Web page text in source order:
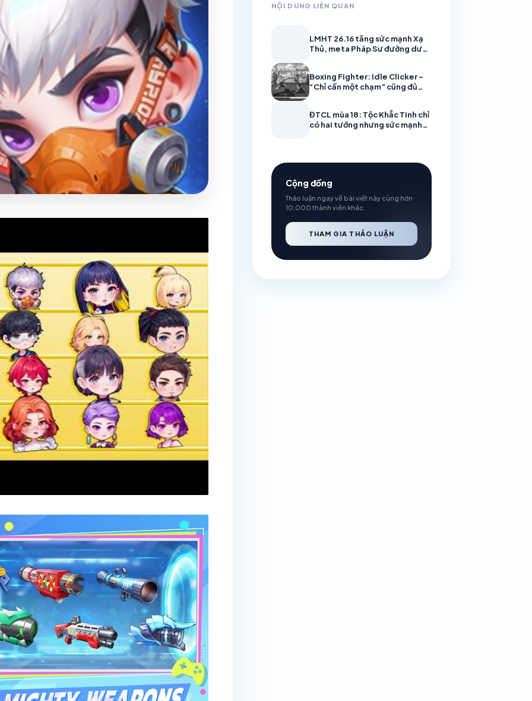
NỘI DUNG LIÊN QUAN
LMHT 26.16 tăng sức mạnh Xạ
Thủ, meta Pháp Sư đường dưới
Boxing Fighter: Idle Clicker –
“Chỉ cần một chạm” cũng đủ
ĐTCL mùa 18: Tộc Khắc Tinh chỉ
có hai tướng nhưng sức mạnh
Cộng đồng
Thảo luận ngay về bài viết này cùng hơn
10,000 thành viên khác.
THAM GIA THẢO LUẬN